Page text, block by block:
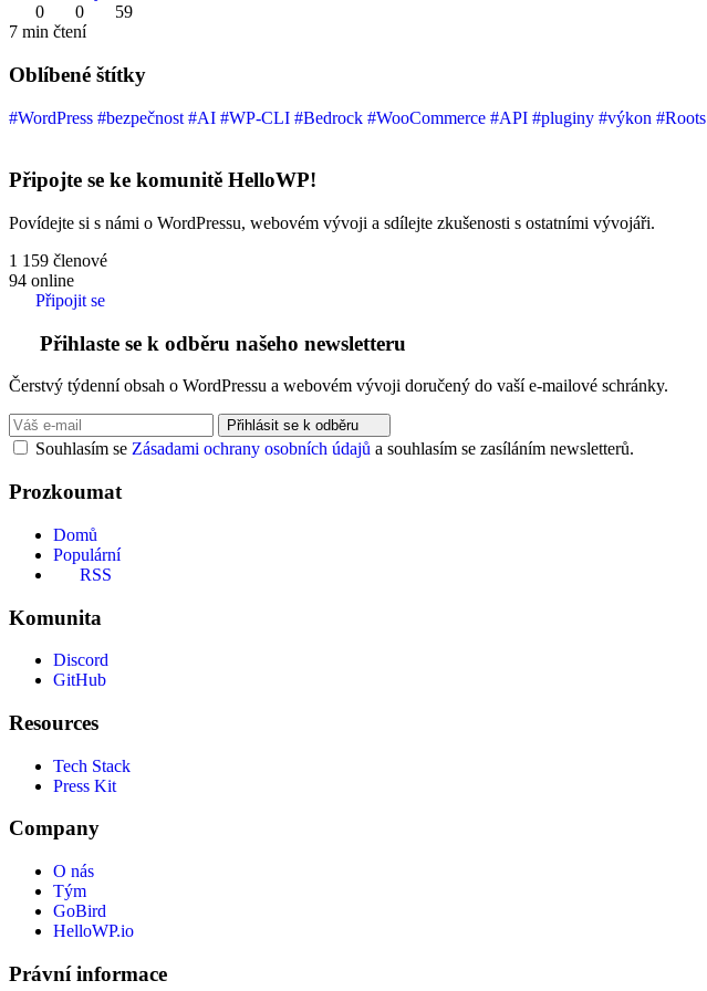
0
0
59
7 min čtení
Oblíbené štítky
#WordPress #bezpečnost #AI #WP-CLI #Bedrock #WooCommerce #API #pluginy #výkon #Roots
Připojte se ke komunitě HelloWP!
Povídejte si s námi o WordPressu, webovém vývoji a sdílejte zkušenosti s ostatními vývojáři.
1 159 členové
94 online
Připojit se
Přihlaste se k odběru našeho newsletteru
Čerstvý týdenní obsah o WordPressu a webovém vývoji doručený do vaší e-mailové schránky.
Přihlásit se k odběru
Souhlasím se Zásadami ochrany osobních údajů a souhlasím se zasíláním newsletterů.
Prozkoumat
Domů
Populární
RSS
Komunita
Discord
GitHub
Resources
Tech Stack
Press Kit
Company
O nás
Tým
GoBird
HelloWP.io
Právní informace